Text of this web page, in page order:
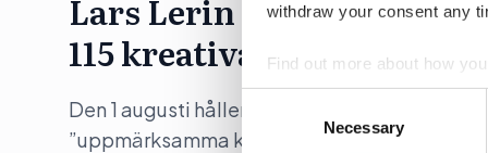
withdraw your consent any
Find out more about how
information about your use
Necessary
Lars Lerin och pr-
115 kreativa till Sagerska
Den 1 augusti håller statsminister Ulf
”uppmärksamma kulturella och kreativ